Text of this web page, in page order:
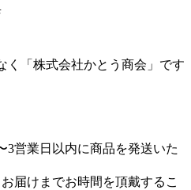
く「株式会社かとう商会」です
3営業日以内に商品を発送いた
届けまでお時間を頂戴するこ